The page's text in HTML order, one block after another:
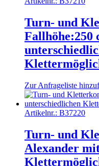
Turn- und
Fallhöhe:250
Zur Anfrageliste
Artikelnr.: B37220
Turn- und
Alexander